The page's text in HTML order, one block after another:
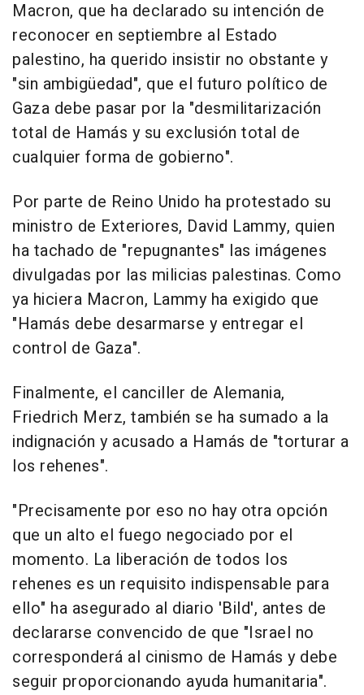
Macron, que ha declarado su intención de
reconocer en septiembre al Estado
palestino, ha querido insistir no obstante y
"sin ambigüedad", que el futuro político de
Gaza debe pasar por la "desmilitarización
total de Hamás y su exclusión total de
cualquier forma de gobierno".
Por parte de Reino Unido ha protestado su
ministro de Exteriores, David Lammy, quien
ha tachado de "repugnantes" las imágenes
divulgadas por las milicias palestinas. Como
ya hiciera Macron, Lammy ha exigido que
"Hamás debe desarmarse y entregar el
control de Gaza".
Finalmente, el canciller de Alemania,
Friedrich Merz, también se ha sumado a la
indignación y acusado a Hamás de "torturar a
los rehenes".
"Precisamente por eso no hay otra opción
que un alto el fuego negociado por el
momento. La liberación de todos los
rehenes es un requisito indispensable para
ello" ha asegurado al diario 'Bild', antes de
declararse convencido de que "Israel no
corresponderá al cinismo de Hamás y debe
seguir proporcionando ayuda humanitaria".